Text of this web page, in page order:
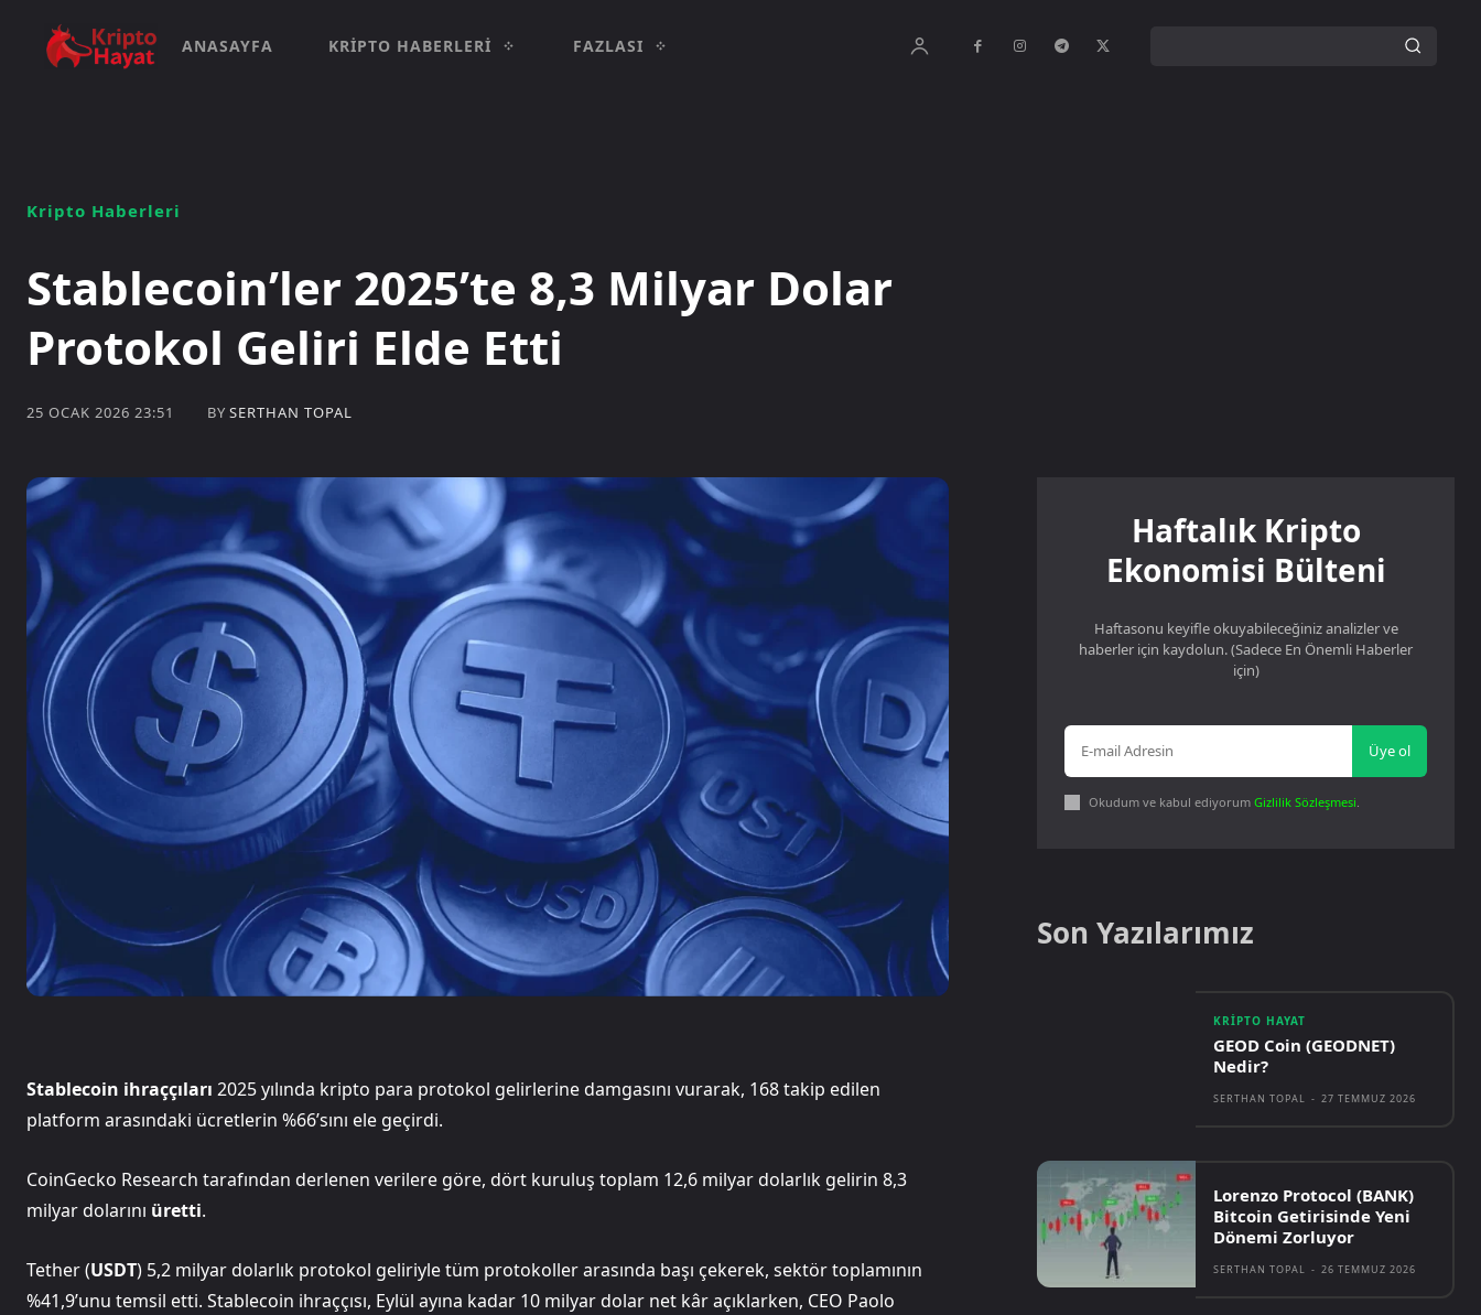
ANASAYFA KRIPTO HABERLERI FAZLASI
Kripto Haberleri
Stablecoin’ler 2025’te 8,3 Milyar Dolar
Protokol Geliri Elde Etti
25 OCAK 2026 23:51 BY SERTHAN TOPAL
Stablecoin ihraççıları 2025 yılında kripto para protokol gelirlerine damgasını vurarak, 168 takip edilen
platform arasındaki ücretlerin %66’sını ele geçirdi.
CoinGecko Research tarafından derlenen verilere göre, dört kuruluş toplam 12,6 milyar dolarlık gelirin 8,3
milyar dolarını üretti.
Tether (USDT) 5,2 milyar dolarlık protokol geliriyle tüm protokoller arasında başı çekerek, sektör toplamının
%41,9’unu temsil etti. Stablecoin ihraççısı, Eylül ayına kadar 10 milyar dolar net kâr açıklarken, CEO Paolo
Haftalık Kripto
Ekonomisi Bülteni
Haftasonu keyifle okuyabileceğiniz analizler ve
haberler için kaydolun. (Sadece En Önemli Haberler
için)
Üye ol
Okudum ve kabul ediyorumGizlilik Sözleşmesi.
Son Yazılarımız
KRIPTO HAYAT
GEOD Coin (GEODNET)
Nedir?
SERTHAN TOPAL - 27 TEMMUZ 2026
Lorenzo Protocol (BANK)
Bitcoin Getirisinde Yeni
Dönemi Zorluyor
SERTHAN TOPAL - 26 TEMMUZ 2026